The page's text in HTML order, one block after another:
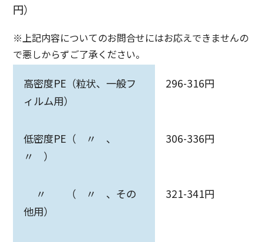
円）
※上記内容についてのお問合せにはお応えできませんの
で悪しからずご了承ください。
高密度PE（粒状、一般フ
ィルム用）
296-316円
低密度PE（ 〃 、
〃 ）
306-336円
〃 （ 〃 、その
他用）
321-341円